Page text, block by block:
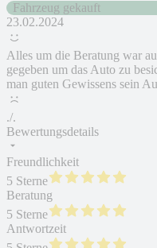
Fahrzeug gekauft
23.02.2024
Alles um die Beratung war
gegeben um das Auto zu
man guten Gewissens sein
./.
Bewertungsdetails
Freundlichkeit
5 Sterne
Beratung
5 Sterne
Antwortzeit